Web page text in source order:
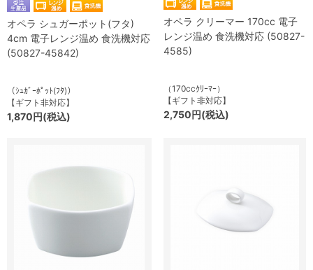
オペラ シュガーポット(フタ)
4cm 電子レンジ温め 食洗機対応
(50827-45842)
（ｼｭｶﾞｰﾎﾟｯﾄ(ﾌﾀ)）
【ギフト非対応】
1,870円(税込)
オペラ クリーマー 170cc 電子
レンジ温め 食洗機対応 (50827-
4585)
（170ccｸﾘｰﾏｰ）
【ギフト非対応】
2,750円(税込)